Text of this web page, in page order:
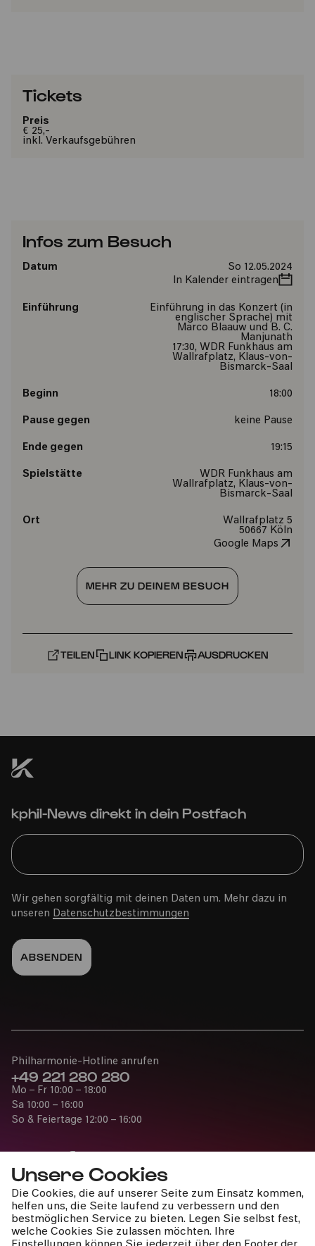
Unsere Cookies
Die Cookies, die auf unserer Seite zum Einsatz kommen,
helfen uns, die Seite laufend zu verbessern und den
bestmöglichen Service zu bieten. Legen Sie selbst fest,
welche Cookies Sie zulassen möchten. Ihre
Tickets
Preis
€ 25,-
inkl. Verkaufsgebühren
Infos zum Besuch
Datum
So 12.05.2024
In Kalender eintragen
Einführung
Einführung in das Konzert (in
englischer Sprache) mit
Marco Blaauw und B. C.
Manjunath
17:30, WDR Funkhaus am
Wallrafplatz, Klaus-von-
Bismarck-Saal
Beginn 18:00
Pause gegen keine Pause
Ende gegen 19:15
Spielstätte
WDR Funkhaus am
Wallrafplatz, Klaus-von-
Bismarck-Saal
Ort
Wallrafplatz 5
50667 Köln
Google Maps
MEHR ZU DEINEM BESUCH
TEILEN LINK KOPIEREN AUSDRUCKEN
kphil-News direkt in dein Postfach
Wir gehen sorgfältig mit deinen Daten um. Mehr dazu in
unseren Datenschutzbestimmungen
Presse
Jobs
News
Philharmonie-Hotline anrufen
+49 221 280 280
Mo – Fr 10:00 – 18:00
Sa 10:00 – 16:00
So & Feiertage 12:00 – 16:00